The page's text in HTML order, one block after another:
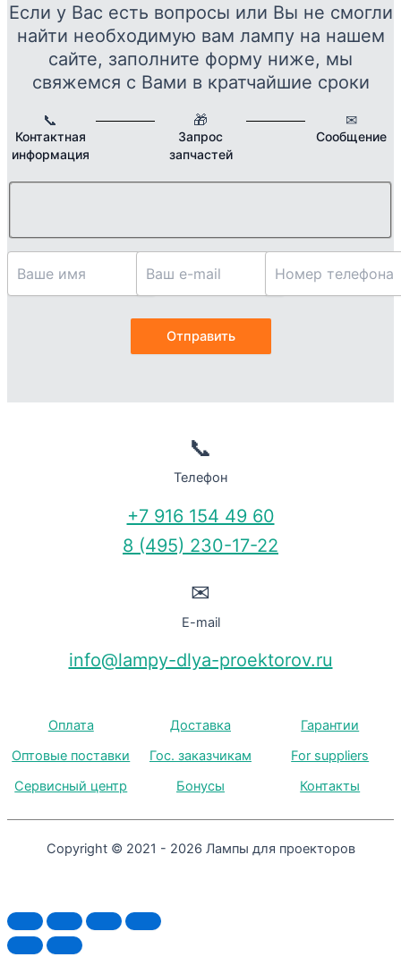
Если у Вас есть вопросы или Вы не смогли
найти необходимую вам лампу на нашем
сайте, заполните форму ниже, мы
свяжемся с Вами в кратчайшие сроки
📞
Контактная
информация
🎁
Запрос
запчастей
✉
Сообщение
📞
Телефон
+7 916 154 49 60
8 (495) 230-17-22
✉
E-mail
info@lampy-dlya-proektorov.ru
Оплата Доставка
Гарантии
Оптовые поставки
Гос. заказчикам
For suppliers
Сервисный центр
Бонусы Контакты
Copyright © 2021 - 2026 Лампы для проекторов